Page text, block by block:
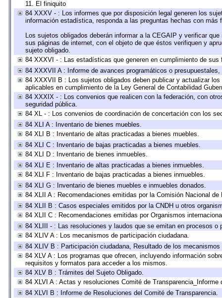
11. El finiquito
84 XXXV - : Los informes que por disposición legal generen los
información estadística, responda a las preguntas hechas con más
Los sujetos obligados deberán informar a la CEGAIP y verificar
sus páginas de internet, con el objeto de que éstos verifiquen y
sujeto obligado.
84 XXXVI - : Las estadísticas que generen en cumplimiento de
84 XXXVII A : Informe de avances programáticos o
84 XXXVII B : Los sujetos obligados deben publicar y actualizar
aplicables en cumplimiento de la Ley General de Contabilidad
84 XXXIX - : Los convenios que realicen con la federación, con
seguridad pública.
84 XL - : Los convenios de coordinación de concertación con los
84 XLI A : Inventario de bienes muebles.
84 XLI B : Inventario de altas practicadas a bienes muebles.
84 XLI C : Inventario de bajas practicadas a bienes muebles.
84 XLI D : Inventario de bienes inmuebles.
84 XLI E : Inventario de altas practicadas a bienes inmuebles.
84 XLI F : Inventario de bajas practicadas a bienes inmuebles.
84 XLI G : Inventario de bienes muebles e inmuebles donados.
84 XLII A : Recomendaciones emitidas por la Comisión Nacional de
84 XLII B : Casos especiales emitidos por la CNDH u otros
84 XLII C : Recomendaciones emitidas por Organismos
84 XLIII - : Las resoluciones y laudos que se emitan en procesos o
84 XLIV A : Los mecanismos de participación ciudadana.
84 XLIV B : Participación ciudadana, Resultado de los
84 XLV A : Los programas que ofrecen, incluyendo información
requisitos y formatos para acceder a los mismos.
84 XLV B : Trámites del Sujeto Obligado.
84 XLVI A : Actas y resoluciones Comité de
84 XLVI B : Informe de Resoluciones del Comité de Transparencia.